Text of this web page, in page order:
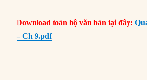
Download toàn bộ văn bản tại đây:
– Ch 9.pdf
————–